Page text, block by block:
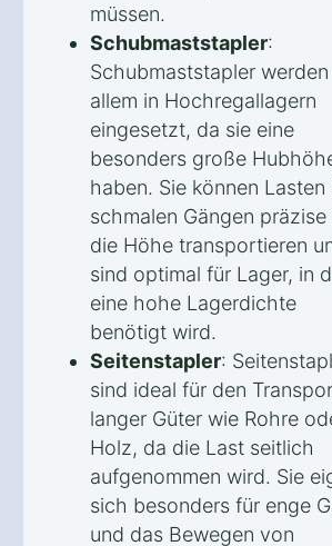
müssen.
Schubmaststapler:
Schubmaststapler
allem in Hochregallagern
eingesetzt, da sie eine
besonders große
haben. Sie können Lasten
schmalen Gängen präzise
die Höhe transportieren
sind optimal für Lager, in
eine hohe Lagerdichte
benötigt wird.
Seitenstapler:
sind ideal für den
langer Güter wie Rohre
Holz, da die Last seitlich
aufgenommen wird. Sie
sich besonders für enge
und das Bewegen von